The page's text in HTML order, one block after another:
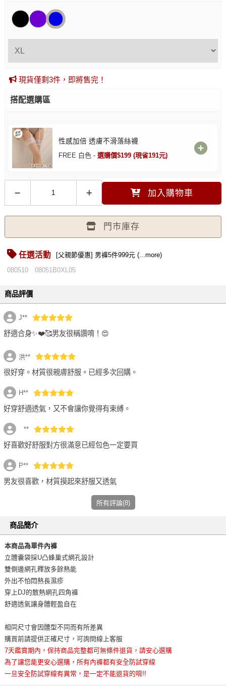
現貨僅剩3件，即將售完！
搭配選購區
性感加倍 透膚不滑落絲襪
FREE 白色 - 選購價$199 (現省191元)
加入購物車
門市庫存
任選活動 [父親節優惠] 男褲5件999元 (...more)
080510 08051B0XL05
商品評價
J**
舒適合身✨❤️🥰男友很稱讚唷！😍
洪**
很好穿。材質很親膚舒服。已經多次回購。
H**
好穿舒適透氣，又不會讓你覺得有束縛。
⠀**
好喜歡好舒服對方很滿意已經包色一定要買
P**
男友很喜歡，材質摸起來舒服又透氣
所有評論(8)
商品簡介
本商品為單件內褲
立體囊袋採U凸蜂巢式網孔設計
雙側邊網孔釋放多餘熱能
外出不怕悶熱長濕疹
穿上DJ的散熱網孔四角褲
舒適透氣讓身體輕盈自在
相同尺寸會因體型不同而有所差異
購買前請提供正確尺寸，可詢問線上客服
7天鑑賞期內，保持商品完整都可無條件退貨，請安心選購
為了讓您能更安心選購，所有內褲都有安全防試穿線
一旦安全防試穿線有異常，是一定不能退貨的唷!!